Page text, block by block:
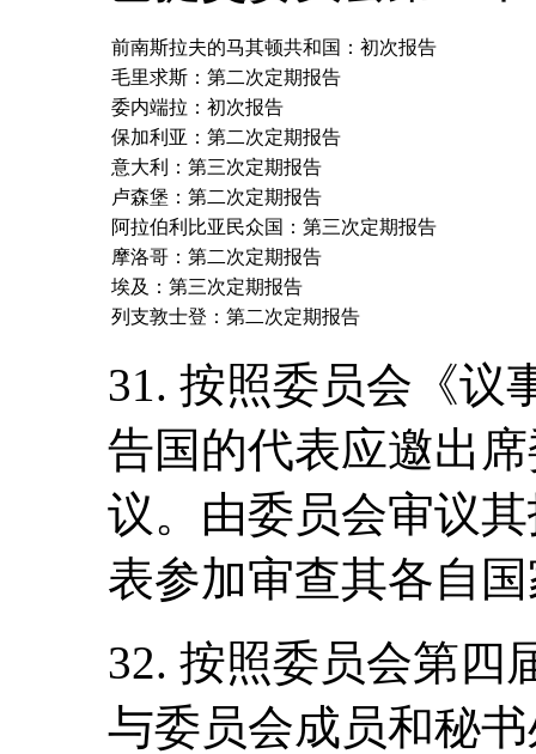
前南斯拉夫的马其顿共和国：初次报告
毛里求斯：第二次定期报告
委内端拉：初次报告
保加利亚：第二次定期报告
意大利：第三次定期报告
卢森堡：第二次定期报告
阿拉伯利比亚民众国：第三次定期报告
摩洛哥：第二次定期报告
埃及：第三次定期报告
列支敦士登：第二次定期报告
31. 按照委员会《议
告国的代表应邀出
议。由委员会审议
表参加审查其各自
32. 按照委员会第四
与委员会成员和秘